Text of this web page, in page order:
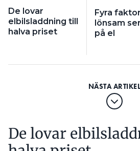
De lovar
elbilsladdning till
halva priset
Fyra
lönsam
på el
De lovar